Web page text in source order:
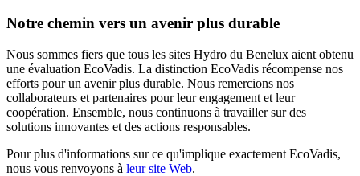
Notre chemin vers un avenir plus durable
Nous sommes fiers que tous les sites Hydro du Benelux aient obtenu
une évaluation EcoVadis. La distinction EcoVadis récompense nos
efforts pour un avenir plus durable. Nous remercions nos
collaborateurs et partenaires pour leur engagement et leur
coopération. Ensemble, nous continuons à travailler sur des
solutions innovantes et des actions responsables.
Pour plus d'informations sur ce qu'implique exactement EcoVadis,
nous vous renvoyons à leur site Web.